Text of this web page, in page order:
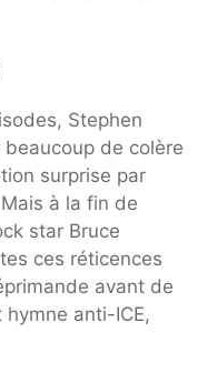
Stephen
de colère
surprise par
Mais à la fin de
star Bruce
ces réticences
avant de
anti-ICE,